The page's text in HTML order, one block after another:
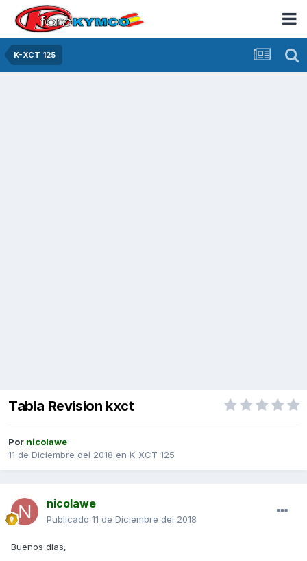
K-XCT 125
Tabla Revision kxct
Por nicolawe
11 de Diciembre del 2018 en K-XCT 125
nicolawe
Publicado 11 de Diciembre del 2018
Buenos dias,